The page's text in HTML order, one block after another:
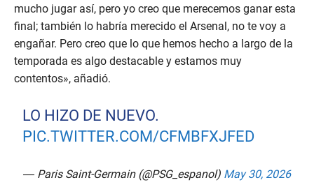
mucho jugar así, pero yo creo que merecemos ganar esta
final; también lo habría merecido el Arsenal, no te voy a
engañar. Pero creo que lo que hemos hecho a largo de la
temporada es algo destacable y estamos muy
contentos», añadió.
LO HIZO DE NUEVO.
PIC.TWITTER.COM/CFMBFXJFED
— Paris Saint-Germain (@PSG_espanol) May 30, 2026